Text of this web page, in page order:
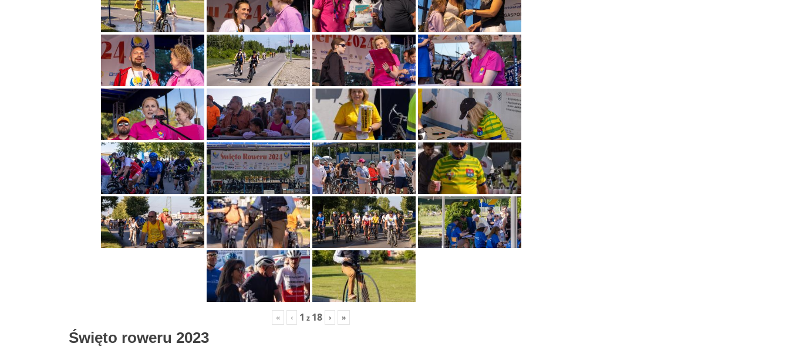
« ‹ 1 z 18 › »
Święto roweru 2023